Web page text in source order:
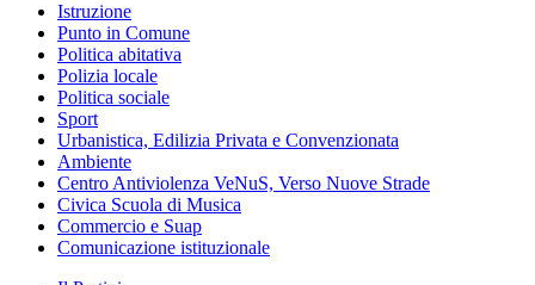
Istruzione
Punto in Comune
Politica abitativa
Polizia locale
Politica sociale
Sport
Urbanistica, Edilizia Privata e Convenzionata
Ambiente
Centro Antiviolenza VeNuS, Verso Nuove Strade
Civica Scuola di Musica
Commercio e Suap
Comunicazione istituzionale